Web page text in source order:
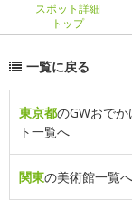
スポット詳細
トップ
一覧に戻る
東京都のGWおでか
ト一覧へ
関東の美術館一覧へ